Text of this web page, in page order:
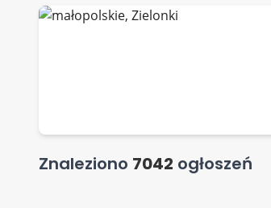
Znaleziono 7042 ogłoszeń